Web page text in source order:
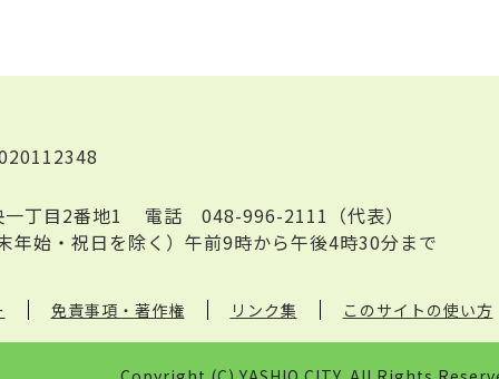
丁目2番地1 電話 048-996-2111（代表）
年始・祝日を除く）午前9時から午後4時30分まで
免責事項・著作権 リンク集 このサイトの使い方